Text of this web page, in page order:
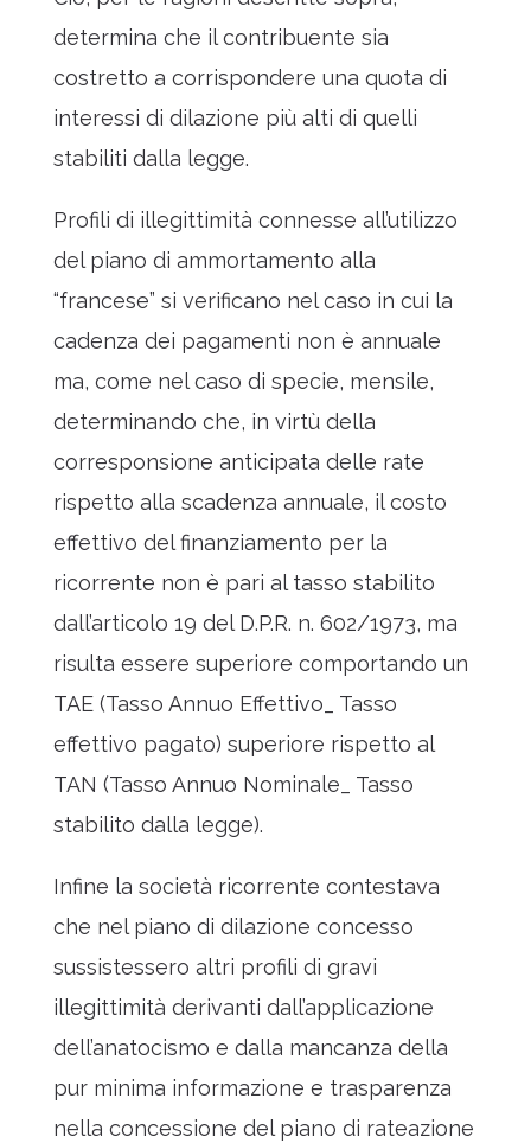
determina che il contribuente sia
costretto a corrispondere una quota di
interessi di dilazione più alti di quelli
stabiliti dalla legge.
Profili di illegittimità connesse all’utilizzo
del piano di ammortamento alla
“francese” si verificano nel caso in cui la
cadenza dei pagamenti non è annuale
ma, come nel caso di specie, mensile,
determinando che, in virtù della
corresponsione anticipata delle rate
rispetto alla scadenza annuale, il costo
effettivo del finanziamento per la
ricorrente non è pari al tasso stabilito
dall’articolo 19 del D.P.R. n. 602/1973, ma
risulta essere superiore comportando un
TAE (Tasso Annuo Effettivo_ Tasso
effettivo pagato) superiore rispetto al
TAN (Tasso Annuo Nominale_ Tasso
stabilito dalla legge).
Infine la società ricorrente contestava
che nel piano di dilazione concesso
sussistessero altri profili di gravi
illegittimità derivanti dall’applicazione
dell’anatocismo e dalla mancanza della
pur minima informazione e trasparenza
nella concessione del piano di rateazione